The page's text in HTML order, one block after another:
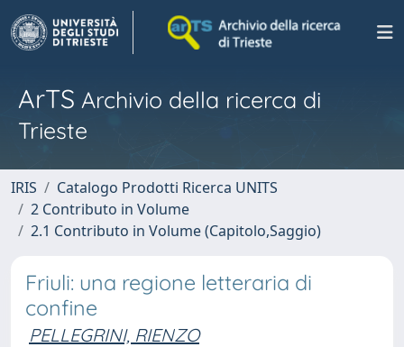
ArTS Archivio della ricerca di
Trieste
IRIS
Catalogo Prodotti Ricerca UNITS
2 Contributo in Volume
2.1 Contributo in Volume (Capitolo,Saggio)
Friuli: una regione letteraria di
confine
PELLEGRINI, RIENZO